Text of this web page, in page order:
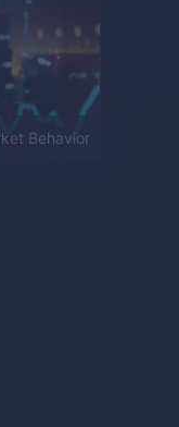
Behavior